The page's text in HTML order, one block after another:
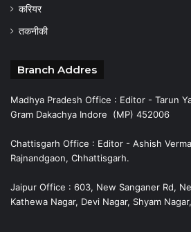
करियर
तकनीकी
Branch Addres
Madhya Pradesh Office : Editor - Tarun
Gram Dakachya Indore (MP) 452006
Chattisgarh Office : Editor - Ashish
Rajnandgaon, Chhattisgarh.
Jaipur Office : 603, New Sanganer Rd,
Kathewa Nagar, Devi Nagar, Shyam